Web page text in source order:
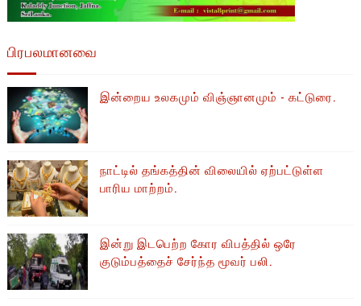
பிரபலமானவை
இன்றைய உலகமும் விஞ்ஞானமும் - கட்டுரை.
நாட்டில் தங்கத்தின் விலையில் ஏற்பட்டுள்ள
பாரிய மாற்றம்.
இன்று இடபெற்ற கோர விபத்தில் ஒரே
குடும்பத்தைச் சேர்ந்த மூவர் பலி.